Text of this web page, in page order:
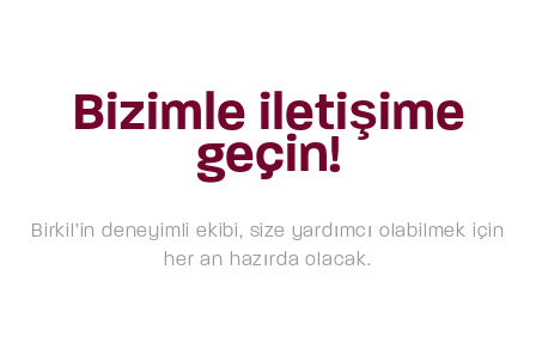
Bizimle iletişime
geçin!
Birkil’in deneyimli ekibi, size yardımcı olabilmek için
her an hazırda olacak.